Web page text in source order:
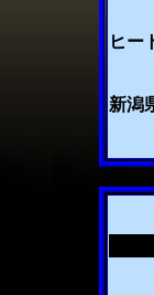
ヒー
新